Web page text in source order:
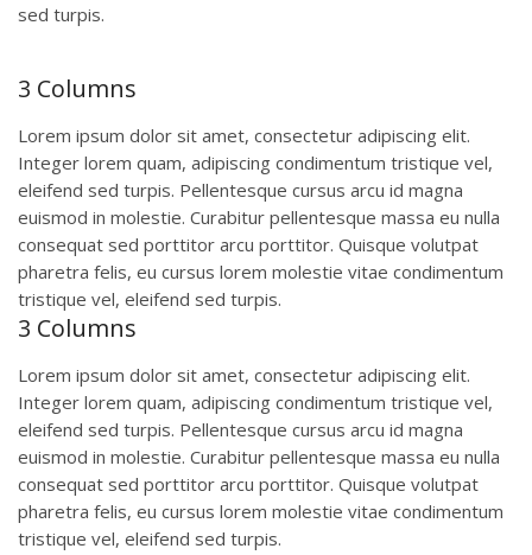
sed turpis.
3 Columns
Lorem ipsum dolor sit amet, consectetur adipiscing elit.
Integer lorem quam, adipiscing condimentum tristique vel,
eleifend sed turpis. Pellentesque cursus arcu id magna
euismod in molestie. Curabitur pellentesque massa eu nulla
consequat sed porttitor arcu porttitor. Quisque volutpat
pharetra felis, eu cursus lorem molestie vitae condimentum
tristique vel, eleifend sed turpis.
3 Columns
Lorem ipsum dolor sit amet, consectetur adipiscing elit.
Integer lorem quam, adipiscing condimentum tristique vel,
eleifend sed turpis. Pellentesque cursus arcu id magna
euismod in molestie. Curabitur pellentesque massa eu nulla
consequat sed porttitor arcu porttitor. Quisque volutpat
pharetra felis, eu cursus lorem molestie vitae condimentum
tristique vel, eleifend sed turpis.